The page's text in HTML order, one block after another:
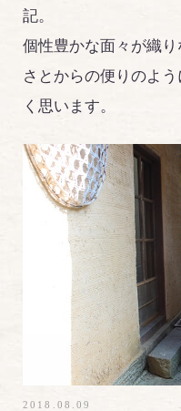
記。
個性豊かな面々が織
さとからの便りのよ
く思います。
2018.08.09